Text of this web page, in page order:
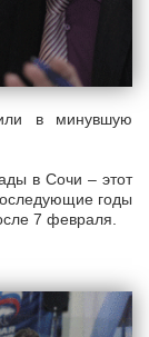
в минувшую
в Сочи – этот
годы
7 февраля.